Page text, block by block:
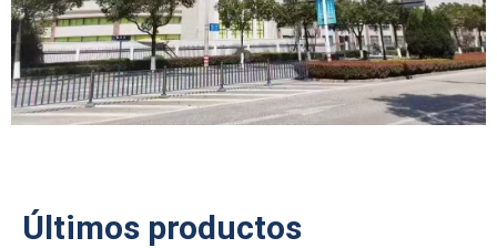
Últimos productos